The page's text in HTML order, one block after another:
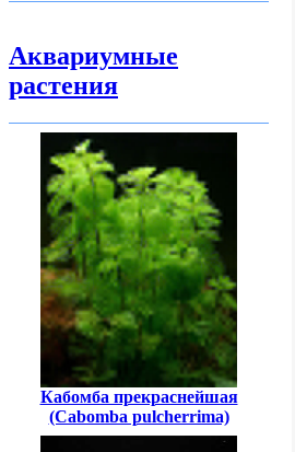
Аквариумные
растения
Кабомба прекраснейшая
(Cabomba pulcherrima)